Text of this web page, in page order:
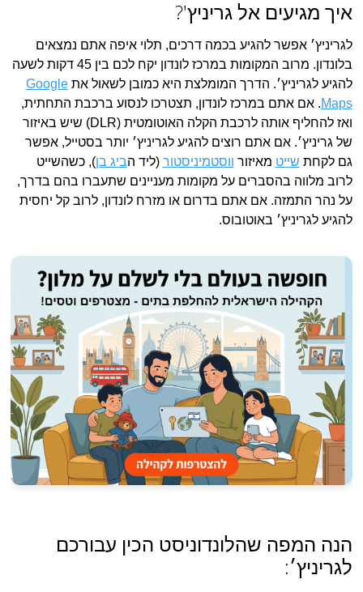
איך מגיעים אל גריניץ'?
לגריניץ׳ אפשר להגיע בכמה דרכים, תלוי איפה אתם נמצאים
בלונדון. מרוב המקומות במרכז לונדון יקח לכם בין 45 דקות לשעה
להגיע לגריניץ׳. הדרך המומלצת היא כמובן לשאול אתGoogle
Maps. אם אתם במרכז לונדון, תצטרכו לנסוע ברכבת התחתית,
ואז להחליף אותה לרכבת הקלה האוטומטית (DLR) שיש באיזור
של גריניץ׳. אם אתם רוצים להגיע לגריניץ׳ יותר בסטייל, אפשר
גם לקחת שייט מאיזור ווסטמיניסטור (ליד הביג בן), כשהשייט
לרוב מלווה בהסברים על מקומות מעניינים שתעברו בהם בדרך,
על נהר התמזה. אם אתם בדרום או מזרח לונדון, לרוב קל יחסית
להגיע לגריניץ׳ באוטובוס.
הנה המפה שהלונדוניסט הכין עבורכם
לגריניץ׳: